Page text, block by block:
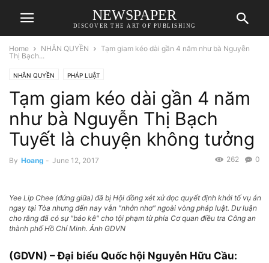
NEWSPAPER
DISCOVER THE ART OF PUBLISHING
Home NHÂN QUYỀN
Tạm giam kéo dài gần 4 năm như bà Nguyễn
Thị Bạch...
NHÂN QUYỀN PHÁP LUẬT
Tạm giam kéo dài gần 4 năm
như bà Nguyễn Thị Bạch
Tuyết là chuyện không tưởng
By Hoang - June 12, 2017 0
262
Yee Lip Chee (đứng giữa) đã bị Hội đồng xét xử đọc quyết định khởi tố vụ án
ngay tại Tòa nhưng đến nay vẫn "nhởn nhơ" ngoài vòng pháp luật. Dư luận
cho rằng đã có sự "bảo kê" cho tội phạm từ phía Cơ quan điều tra Công an
thành phố Hồ Chí Minh. Ảnh GDVN
(GDVN) – Đại biểu Quốc hội Nguyễn Hữu Cầu: